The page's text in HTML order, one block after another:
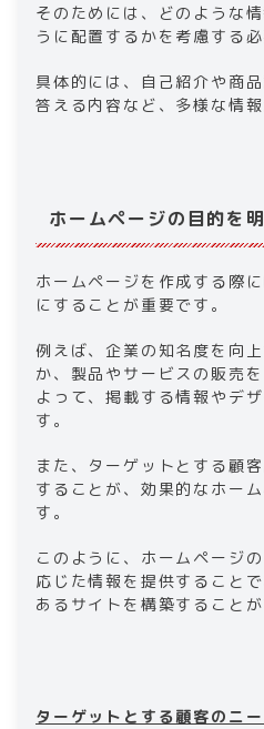
そのためには、どのような
うに配置するかを考慮する必
具体的には、自己紹介や商
答える内容など、多様な情報
ホームページの目的を
ホームページを作成する際
にすることが重要です。
例えば、企業の知名度を向
か、製品やサービスの販売
よって、掲載する情報やデ
す。
また、ターゲットとする顧
することが、効果的なホー
す。
このように、ホームページ
応じた情報を提供すること
あるサイトを構築することが
ターゲットとする顧客のニ